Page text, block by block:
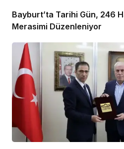
Bayburt’ta Tarihi Gün, 246
Merasimi Düzenleniyor